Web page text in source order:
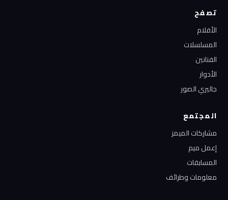
تصفح
الأفلام
المسلسلات
الفنانين
الأدوار
جاليري الصور
المجتمع
مشاركات الميمز
إعمل ميم
المسابقات
معلومات وطرائف